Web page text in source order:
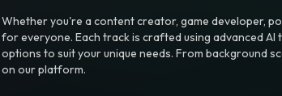
Whether you're a content creator, game developer,
for everyone. Each track is crafted using advanced
options to suit your unique needs. From background
on our platform.